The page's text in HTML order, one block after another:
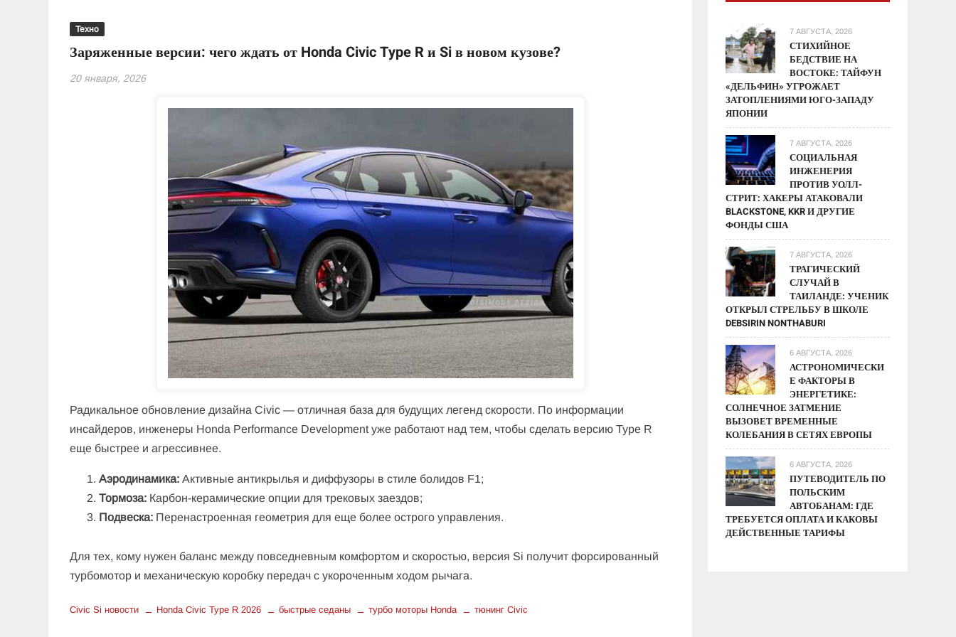
Техно
Заряженные версии: чего ждать от Honda Civic Type R и Si в новом кузове?
20 января, 2026
Радикальное обновление дизайна Civic — отличная база для будущих легенд скорости. По информации
инсайдеров, инженеры Honda Performance Development уже работают над тем, чтобы сделать версию Type R
еще быстрее и агрессивнее.
Аэродинамика: Активные антикрылья и диффузоры в стиле болидов F1;
Тормоза: Карбон-керамические опции для трековых заездов;
Подвеска: Перенастроенная геометрия для еще более острого управления.
Для тех, кому нужен баланс между повседневным комфортом и скоростью, версия Si получит форсированный
турбомотор и механическую коробку передач с укороченным ходом рычага.
Civic Si новости Honda Civic Type R 2026 быстрые седаны турбо моторы Honda тюнинг Civic
7 АВГУСТА, 2026
СТИХИЙНОЕ
БЕДСТВИЕ НА
ВОСТОКЕ: ТАЙФУН
«ДЕЛЬФИН» УГРОЖАЕТ
ЗАТОПЛЕНИЯМИ ЮГО-ЗАПАДУ
ЯПОНИИ
7 АВГУСТА, 2026
СОЦИАЛЬНАЯ
ИНЖЕНЕРИЯ
ПРОТИВ УОЛЛ-
СТРИТ: ХАКЕРЫ АТАКОВАЛИ
BLACKSTONE, KKR И ДРУГИЕ
ФОНДЫ США
7 АВГУСТА, 2026
ТРАГИЧЕСКИЙ
СЛУЧАЙ В
ТАИЛАНДЕ: УЧЕНИК
ОТКРЫЛ СТРЕЛЬБУ В ШКОЛЕ
DEBSIRIN NONTHABURI
6 АВГУСТА, 2026
АСТРОНОМИЧЕСКИ
Е ФАКТОРЫ В
ЭНЕРГЕТИКЕ:
СОЛНЕЧНОЕ ЗАТМЕНИЕ
ВЫЗОВЕТ ВРЕМЕННЫЕ
КОЛЕБАНИЯ В СЕТЯХ ЕВРОПЫ
6 АВГУСТА, 2026
ПУТЕВОДИТЕЛЬ ПО
ПОЛЬСКИМ
АВТОБАНАМ: ГДЕ
ТРЕБУЕТСЯ ОПЛАТА И КАКОВЫ
ДЕЙСТВЕННЫЕ ТАРИФЫ